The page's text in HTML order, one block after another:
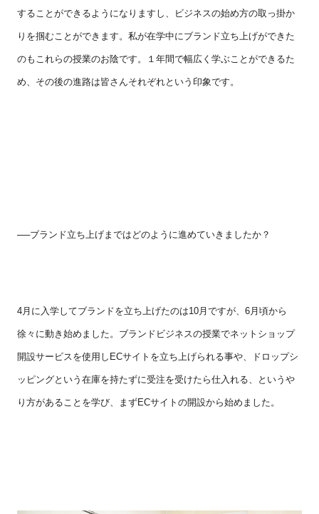
することができるようになりますし、ビジネスの始め方の取っ掛か
りを掴むことができます。私が在学中にブランド立ち上げができた
のもこれらの授業のお陰です。１年間で幅広く学ぶことができるた
め、その後の進路は皆さんそれぞれという印象です。
──ブランド立ち上げまではどのように進めていきましたか？
4月に入学してブランドを立ち上げたのは10月ですが、 6月頃から
徐々に動き始めました。ブランドビジネスの授業でネットショップ
開設サービスを使用し ECサイトを立ち上げられる事や、ドロップシ
ッピングという在庫を持たずに受注を受けたら仕入れる、というや
り方があることを学び、まずECサイトの開設から始めました。